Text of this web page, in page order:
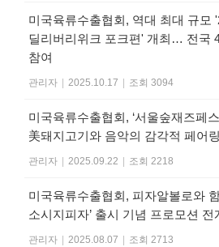
미국육류수출협회, 역대 최대 규모
딜리버리위크 포크편' 개최… 전국
참여
관리자 2025.10.17 조회 3094
미국육류수출협회, ‘서울숲재즈페
美돼지고기와 음악의 감각적 페어
관리자 2025.09.22 조회 2218
미국육류수출협회, 피자알볼로와
소시지피자’ 출시 기념 프로모션 전
관리자 2025.08.07 조회 2713